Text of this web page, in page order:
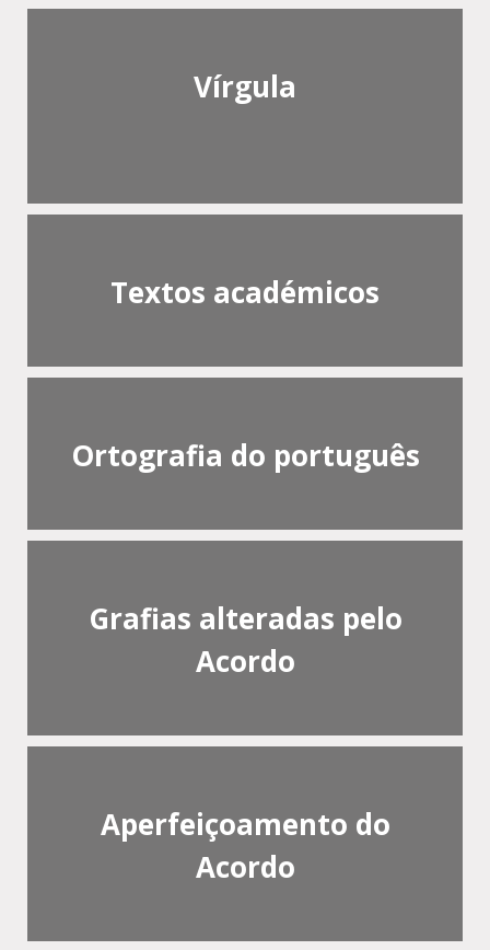
Vírgula
Textos académicos
Ortografia do português
Grafias alteradas pelo
Acordo
Aperfeiçoamento do
Acordo